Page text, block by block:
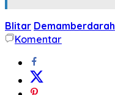
Blitar Demamberdarah
Komentar